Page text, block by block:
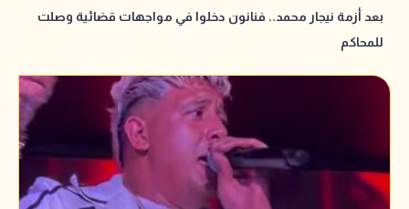
بعد أزمة نيجار محمد.. فنانون دخلوا في مواجهات قضائية وصلت
للمحاكم